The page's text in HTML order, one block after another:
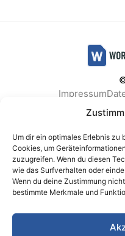
Um dir ein optimales Erlebnis
Cookies, um
zuzugreifen. Wenn du diesen
wie das Surfverhalten oder
Wenn du deine Zustimmung
bestimmte Merkmale und
Impressum
Facebook
Berichte & Analysen